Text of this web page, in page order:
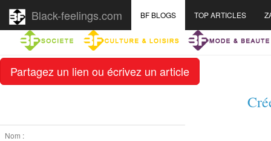
Partagez un lien ou écrivez un article
Black-feelings.com BF BLOGS TOP ARTICLES
Nom :